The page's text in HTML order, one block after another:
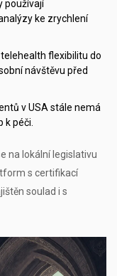
používají
ke zrychlení
flexibilitu do
návštěvu před
v USA stále nemá
k péči.
na lokální legislativu
s certifikací
soulad i s